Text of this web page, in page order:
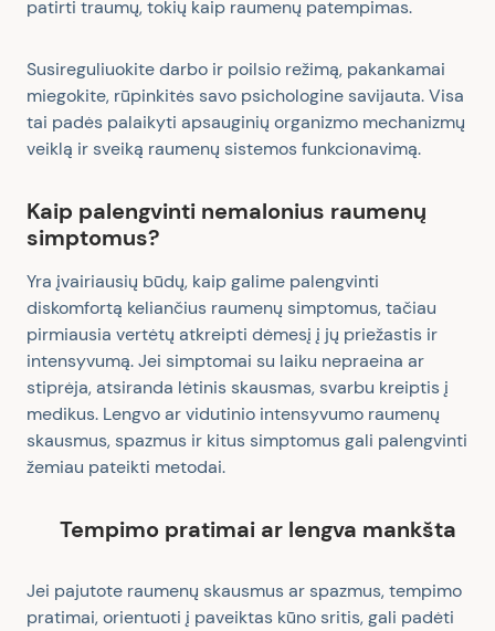
patirti traumų, tokių kaip raumenų patempimas.
Susireguliuokite darbo ir poilsio režimą, pakankamai
miegokite, rūpinkitės savo psichologine savijauta. Visa
tai padės palaikyti apsauginių organizmo mechanizmų
veiklą ir sveiką raumenų sistemos funkcionavimą.
Kaip palengvinti nemalonius raumenų
simptomus?
Yra įvairiausių būdų, kaip galime palengvinti
diskomfortą keliančius raumenų simptomus, tačiau
pirmiausia vertėtų atkreipti dėmesį į jų priežastis ir
intensyvumą. Jei simptomai su laiku nepraeina ar
stiprėja, atsiranda lėtinis skausmas, svarbu kreiptis į
medikus. Lengvo ar vidutinio intensyvumo raumenų
skausmus, spazmus ir kitus simptomus gali palengvinti
žemiau pateikti metodai.
Tempimo pratimai ar lengva mankšta
Jei pajutote raumenų skausmus ar spazmus, tempimo
pratimai, orientuoti į paveiktas kūno sritis, gali padėti